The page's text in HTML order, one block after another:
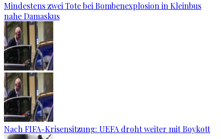
Mindestens zwei Tote bei Bombenexplosion in Kleinbus
nahe Damaskus
Nach FIFA-Krisensitzung: UEFA droht weiter mit Boykott